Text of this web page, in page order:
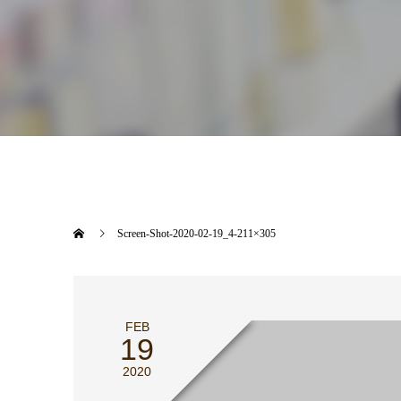
Screen-Shot-2020-02-19_4-211×305
FEB
19
2020